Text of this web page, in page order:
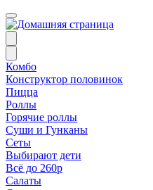
Комбо
Конструктор половинок
Пицца
Роллы
Горячие роллы
Суши и Гунканы
Сеты
Выбирают дети
Всё до 260р
Салаты